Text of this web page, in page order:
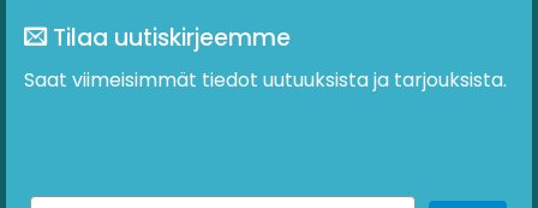
Tilaa uutiskirjeemme
Saat viimeisimmät tiedot uutuuksista ja tarjouksista.